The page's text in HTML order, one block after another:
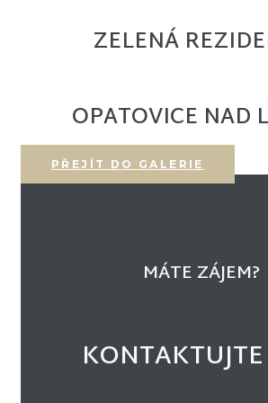
ZELENÁ
OPATOVICE NAD
PŘEJÍT DO GALERIE
MÁTE ZÁJEM?